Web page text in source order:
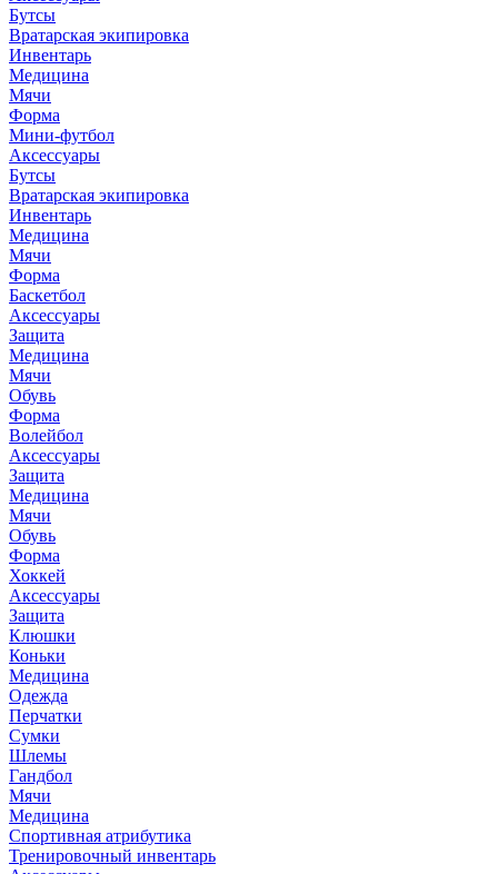
Бутсы
Вратарская экипировка
Инвентарь
Медицина
Мячи
Форма
Мини-футбол
Аксессуары
Бутсы
Вратарская экипировка
Инвентарь
Медицина
Мячи
Форма
Баскетбол
Аксессуары
Защита
Медицина
Мячи
Обувь
Форма
Волейбол
Аксессуары
Защита
Медицина
Мячи
Обувь
Форма
Хоккей
Аксессуары
Защита
Клюшки
Коньки
Медицина
Одежда
Перчатки
Сумки
Шлемы
Гандбол
Мячи
Медицина
Спортивная атрибутика
Тренировочный инвентарь